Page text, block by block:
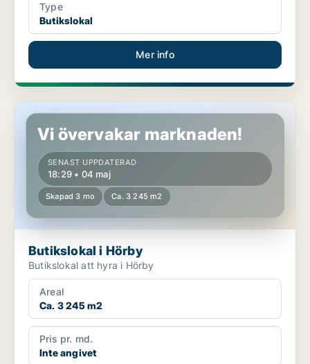
Type
Butikslokal
Mer info
Butikslokal i Hörby
Vi övervakar marknaden!
SENAST UPPDATERAD
18:29 • 04 maj
Skapad 3 mo Ca. 3 245 m2
Butikslokal i Hörby
Butikslokal att hyra i Hörby
Areal
Ca. 3 245 m2
Pris pr. md.
Inte angivet